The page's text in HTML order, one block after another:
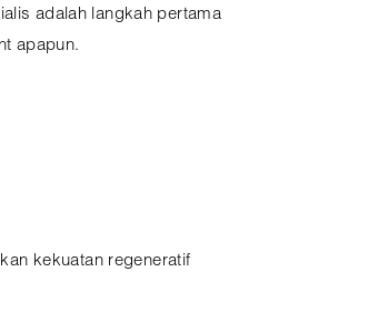
adalah langkah pertama
apapun.
kekuatan regeneratif